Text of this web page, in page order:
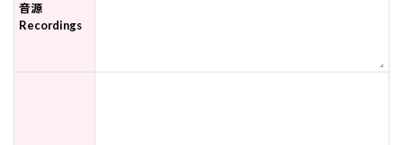
音源
Recordings